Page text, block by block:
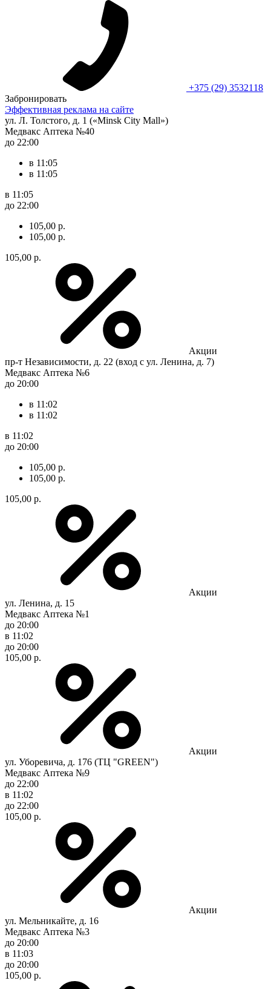
+375 (29) 3532118
Забронировать
Эффективная реклама на сайте
ул. Л. Толстого, д. 1 («Minsk City Mall»)
Медвакс Аптека №40
до 22:00
в 11:05
в 11:05
в 11:05
до 22:00
105,00 р.
105,00 р.
105,00 р.
Акции
пр-т Независимости, д. 22 (вход с ул. Ленина, д. 7)
Медвакс Аптека №6
до 20:00
в 11:02
в 11:02
в 11:02
до 20:00
105,00 р.
105,00 р.
105,00 р.
Акции
ул. Ленина, д. 15
Медвакс Аптека №1
до 20:00
в 11:02
до 20:00
105,00 р.
Акции
ул. Уборевича, д. 176 (ТЦ "GREEN")
Медвакс Аптека №9
до 22:00
в 11:02
до 22:00
105,00 р.
Акции
ул. Мельникайте, д. 16
Медвакс Аптека №3
до 20:00
в 11:03
до 20:00
105,00 р.